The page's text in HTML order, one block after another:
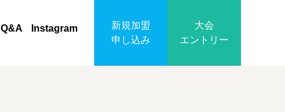
Q&A Instagram
新規加盟
申し込み
大会
エントリー